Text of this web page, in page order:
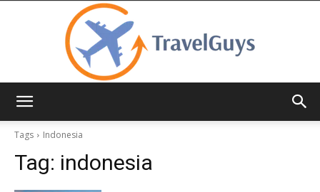
Tags
Indonesia
Tag: indonesia